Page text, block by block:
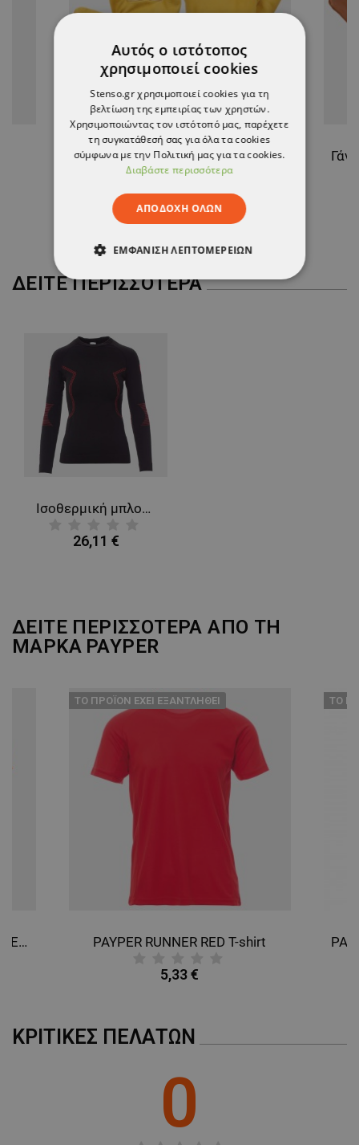
Δερμάτινα χειμερινά γάντια GOLDFINCH WINTER
ΔΕΊΤΕ ΠΕΡΙΣΣΌΤΕΡΑ
Ισοθερμική μπλούζα PAYPER THERMO PRO LADY 240 LS
26,11 €
ΔΕΙΤΕ ΠΕΡΙΣΣΟΤΕΡΑ ΑΠΟ ΤΗ
ΜΑΡΚΑ PAYPER
PAYPER RUNNER FLUO ORANGE T-shirt
ТΟ ΠΡΟΪΌΝ ΈΧΕΙ ΕΞΑΝΤΛΗΘΕΊ
PAYPER RUNNER RED T-shirt
5,33 €
ТΟ
ΚΡΙΤΙΚΈΣ ΠΕΛΑΤΏΝ
0
Αυτός ο ιστότοπος
χρησιμοποιεί cookies
Stenso.gr χρησιμοποιεί cookies για τη
βελτίωση της εμπειρίας των χρηστών.
Χρησιμοποιώντας τον ιστότοπό μας, παρέχετε
τη συγκατάθεσή σας για όλα τα cookies
σύμφωνα με την Πολιτική μας για τα cookies.
Διαβάστε περισσότερα
ΑΠΟΔΟΧΉ ΌΛΩΝ
ΕΜΦΆΝΙΣΗ ΛΕΠΤΟΜΕΡΕΙΏΝ
ΑΠΟΛΎΤΩΣ ΑΠΑΡΑΊΤΗΤΑ
ΛΕΙΤΟΥΡΓΙΚΌΤΗΤΑΣ
ΜΗ ΤΑΞΙΝΟΜΗΜΈΝΑ